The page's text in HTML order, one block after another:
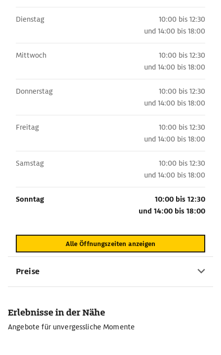
Dienstag
10:00 bis 12:30
und 14:00 bis 18:00
Mittwoch
10:00 bis 12:30
und 14:00 bis 18:00
Donnerstag
10:00 bis 12:30
und 14:00 bis 18:00
Freitag
10:00 bis 12:30
und 14:00 bis 18:00
Samstag
10:00 bis 12:30
und 14:00 bis 18:00
Sonntag
10:00 bis 12:30
und 14:00 bis 18:00
Alle Öffnungszeiten anzeigen
Preise
Erlebnisse in der Nähe
Angebote für unvergessliche Momente